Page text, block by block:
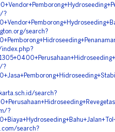
?
search?
?
search?
?
search?